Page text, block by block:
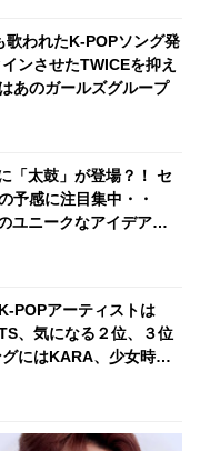
われたK-POPソング発
ンさせたTWICEを抑え
あのガールズグループ
「太鼓」が登場？！ セ
予感に注目集中・・
ユニークなアイデアに
POPアーティストは
、気になる２位、３位
にはKARA、少女時代